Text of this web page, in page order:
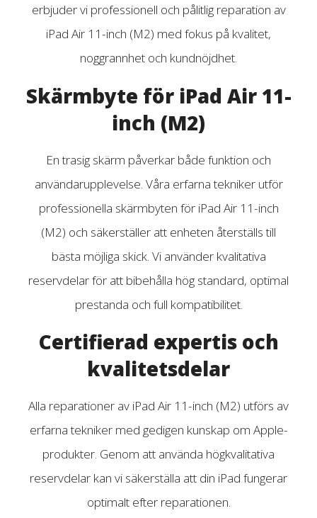
erbjuder vi professionell och pålitlig reparation av
iPad Air 11-inch (M2) med fokus på kvalitet,
noggrannhet och kundnöjdhet.
Skärmbyte för iPad Air 11-
inch (M2)
En trasig skärm påverkar både funktion och
användarupplevelse. Våra erfarna tekniker utför
professionella skärmbyten för iPad Air 11-inch
(M2) och säkerställer att enheten återställs till
bästa möjliga skick. Vi använder kvalitativa
reservdelar för att bibehålla hög standard, optimal
prestanda och full kompatibilitet.
Certifierad expertis och
kvalitetsdelar
Alla reparationer av iPad Air 11-inch (M2) utförs av
erfarna tekniker med gedigen kunskap om Apple-
produkter. Genom att använda högkvalitativa
reservdelar kan vi säkerställa att din iPad fungerar
optimalt efter reparationen.